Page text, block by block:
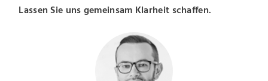
Lassen Sie uns gemeinsam Klarheit schaffen.